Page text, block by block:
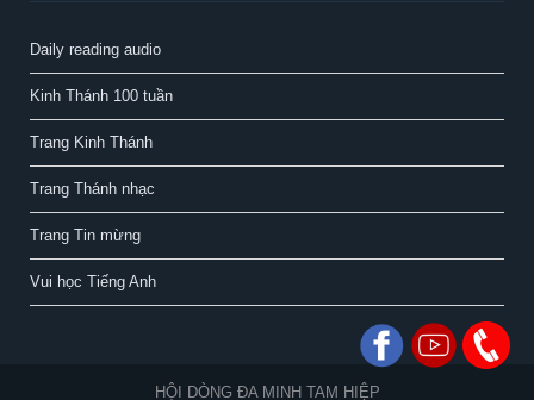
Daily reading audio
Kinh Thánh 100 tuần
Trang Kinh Thánh
Trang Thánh nhạc
Trang Tin mừng
Vui học Tiếng Anh
HỘI DÒNG ĐA MINH TAM HIỆP